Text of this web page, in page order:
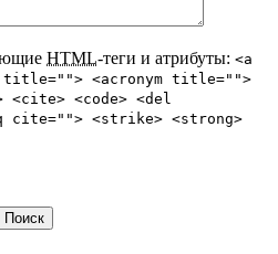
HTML-теги и атрибуты: <a
<acronym title="">
<cite> <code> <del
cite=""> <strike> <strong>